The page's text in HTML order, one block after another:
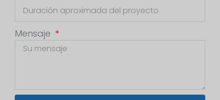
Mensaje